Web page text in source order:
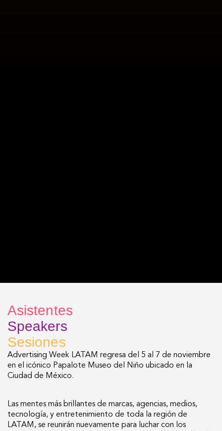
Asistentes
Speakers
Sesiones
Advertising Week LATAM regresa del 5 al 7 de noviembre
en el icónico Papalote Museo del Niño ubicado en la
Ciudad de México.
Las mentes más brillantes de marcas, agencias, medios,
tecnología, y entretenimiento de toda la región de
LATAM, se reunirán nuevamente para luchar con los